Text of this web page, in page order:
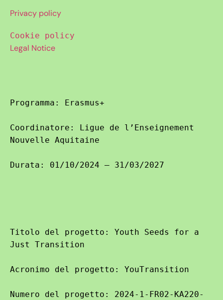
Privacy policy
Cookie policy
Legal Notice
Programma: Erasmus+
Coordinatore: Ligue de l’Enseignement
Nouvelle Aquitaine
Durata: 01/10/2024 – 31/03/2027
Titolo del progetto: Youth Seeds for a
Just Transition
Acronimo del progetto: YouTransition
Numero del progetto: 2024-1-FR02-KA220-